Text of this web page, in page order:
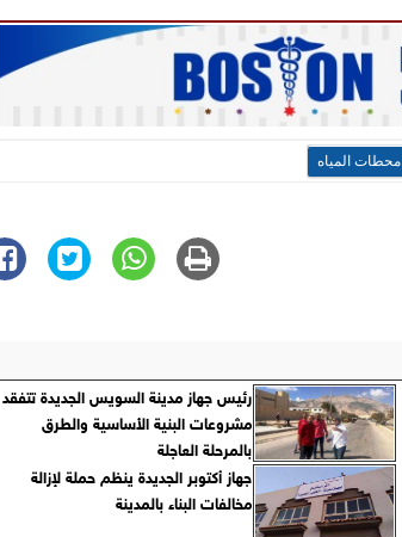
محطات المياه
رئيس جهاز مدينة السويس الجديدة تتفقد
مشروعات البنية الأساسية والطرق
بالمرحلة العاجلة
جهاز أكتوبر الجديدة ينظم حملة لإزالة
مخالفات البناء بالمدينة